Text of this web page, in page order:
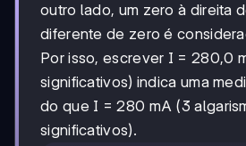
outro lado, um zero à direita
diferente de zero é
Por isso, escrever I = 280,0
significativos) indica uma
do que I = 280 mA (3
significativos).